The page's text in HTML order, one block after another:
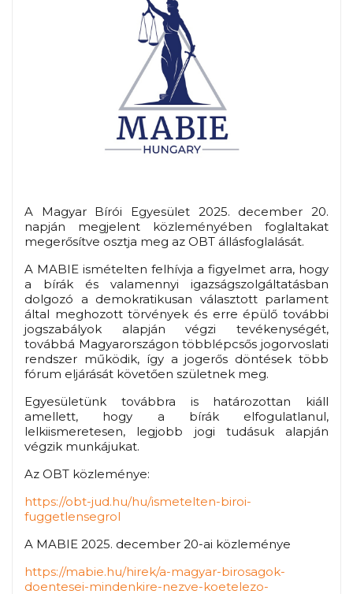
A Magyar Bírói Egyesület 2025. december 20.
napján megjelent közleményében foglaltakat
megerősítve osztja meg az OBT állásfoglalását.
A MABIE ismételten felhívja a figyelmet arra, hogy
a bírák és valamennyi igazságszolgáltatásban
dolgozó a demokratikusan választott parlament
által meghozott törvények és erre épülő további
jogszabályok alapján végzi tevékenységét,
továbbá Magyarországon többlépcsős jogorvoslati
rendszer működik, így a jogerős döntések több
fórum eljárását követően születnek meg.
Egyesületünk továbbra is határozottan kiáll
amellett, hogy a bírák elfogulatlanul,
lelkiismeretesen, legjobb jogi tudásuk alapján
végzik munkájukat.
Az OBT közleménye:
https://obt-jud.hu/hu/ismetelten-biroi-
fuggetlensegrol
A MABIE 2025. december 20-ai közleménye
https://mabie.hu/hirek/a-magyar-birosagok-
doentesei-mindenkire-nezve-koetelezo-